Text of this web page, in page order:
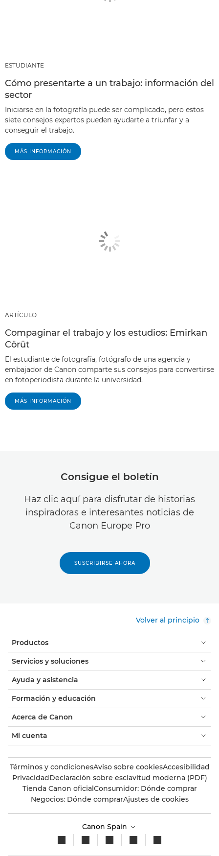
ESTUDIANTE
Cómo presentarte a un trabajo: información del
sector
Iniciarse en la fotografía puede ser complicado, pero estos
siete consejos expertos pueden ayudarte a triunfar y a
conseguir el trabajo.
MÁS INFORMACIÓN
ARTÍCULO
Compaginar el trabajo y los estudios: Emirkan
Cörüt
El estudiante de fotografía, fotógrafo de una agencia y
embajador de Canon comparte sus consejos para convertirse
en fotoperiodista durante la universidad.
MÁS INFORMACIÓN
Consigue el boletín
Haz clic aquí para disfrutar de historias
inspiradoras e interesantes noticias de
Canon Europe Pro
SUSCRIBIRSE AHORA
Volver al principio
Productos
Servicios y soluciones
Ayuda y asistencia
Formación y educación
Acerca de Canon
Mi cuenta
Términos y condicionesAviso sobre cookiesAccesibilidad
PrivacidadDeclaración sobre esclavitud moderna (PDF)
Tienda Canon oficialConsumidor: Dónde comprar
Negocios: Dónde comprarAjustes de cookies
Canon Spain